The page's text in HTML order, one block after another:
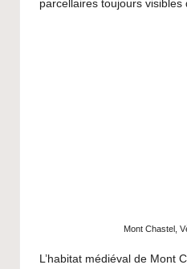
parcellaires toujours visibles
Mont Chastel,
L’habitat médiéval de Mont